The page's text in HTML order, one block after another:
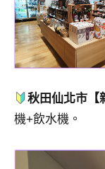
秋田仙北市【
機+飲水機。